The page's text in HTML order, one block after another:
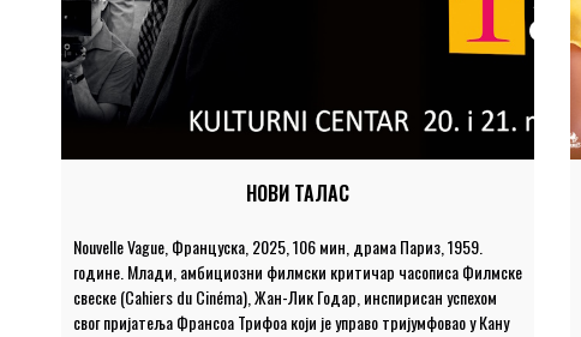
НОВИ ТАЛАС
Nouvelle Vague, Француска, 2025, 106 мин, драма Париз, 1959.
године. Млади, амбициозни филмски критичар часописа Филмске
свеске (Cahiers du Cinéma), Жан-Лик Годар, инспирисан успехом
свог пријатеља Франсоа Трифоа који је управо тријумфовао у Кану